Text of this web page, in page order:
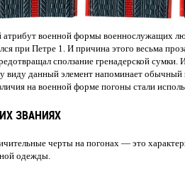
атрибут военной формы военнослужащих
при Петре 1. И причина этого весьма
сползание гренадерской сумки.
виду данный элемент напоминает обычный
на военной форме погоны стали
ЗВАНИЯХ
черты на погонах — это
одежды.